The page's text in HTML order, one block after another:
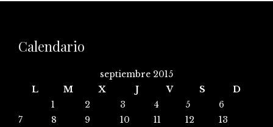
Calendario
septiembre 2015
L
M X J V S
D
1
2 3 4 5
6
7
8 9 10 11 12
13